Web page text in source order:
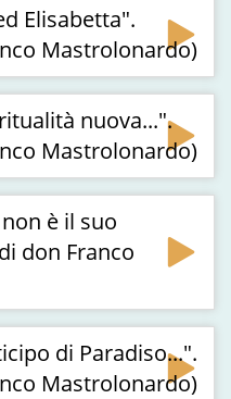
Elisabetta".
Mastrolonardo)
nuova...".
Mastrolonardo)
è il suo
don Franco
di Paradiso...".
Mastrolonardo)